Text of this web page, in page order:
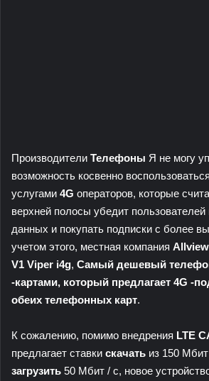
Производители Телефоны Я не могу
возможность косвенно
услугами 4G операторов, которые
верхней полосы убедит
данных и покупать подписки с более
учетом этого, местная компания Allview
V1 Viper i4g, Самый дешевый
-картами, который предлагает 4G -
обеих телефонных карт.
К сожалению, помимо внедрения LTE
предлагает ставки скачать из 150
загрузить 50 Мбит / с, новое